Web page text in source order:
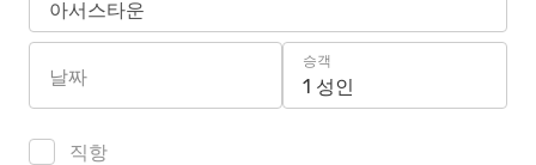
아서스타운
날짜
승객
1 성인
직항